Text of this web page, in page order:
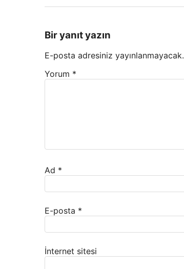
Bir yanıt yazın
E-posta adresiniz yayınlanmayacak.
Yorum *
Ad *
E-posta *
İnternet sitesi